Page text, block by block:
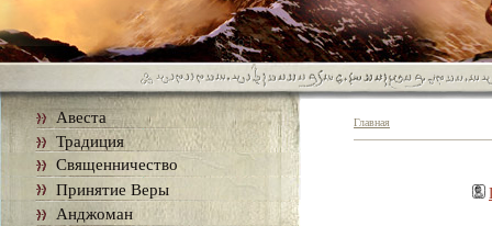
Авеста
Традиция
Священничество
Принятие Веры
Анджоман
Главная